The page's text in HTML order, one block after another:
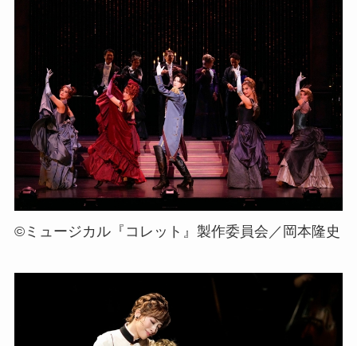
©ミュージカル『コレット』製作委員会／岡本隆史